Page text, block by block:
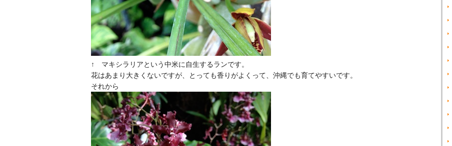
↑ マキシラリアという中米に自生するランです。
花はあまり大きくないですが、とっても香りがよくって、沖縄でも育てやすいです。
それから